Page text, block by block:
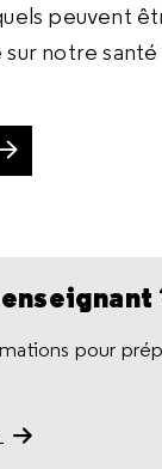
Slide suivant
peuvent
notre santé
part, où
contées.
pour